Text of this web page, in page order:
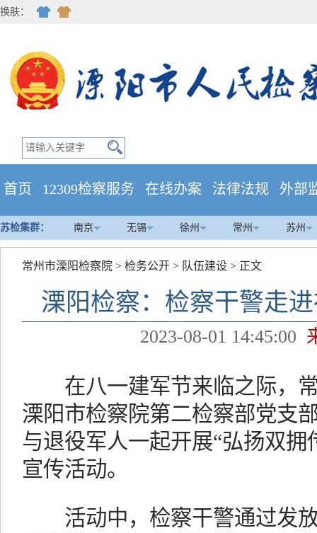
换肤：
首页 12309检察服务 在线办案 法律法规 外部
苏检集群： 南京 无锡 徐州 常州 苏州
常州市溧阳检察院 > 检务公开 > 队伍建设 > 正文
溧阳检察：检察干警走
2023-08-01 14:45:00
在八一建军节来临之际，常
溧阳市检察院第二检察部党支
与退役军人一起开展“弘扬双
宣传活动。
活动中，检察干警通过发放